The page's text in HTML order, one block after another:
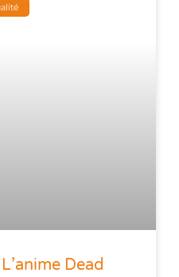
L’anime Dead